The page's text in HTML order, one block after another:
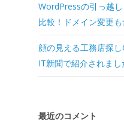
WordPressの引っ越
比較！ドメイン変更
顔の見える工務店探
IT新聞で紹介されまし
最近のコメント